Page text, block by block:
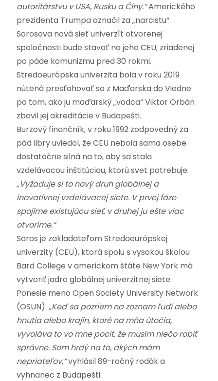
autoritárstvu v USA, Rusku a Číny.“Amerického
prezidenta Trumpa označil za „narcistu“.
Sorosova nová sieť univerzít otvorenej
spoločnosti bude stavať na jeho CEU, zriadenej
po páde komunizmu pred 30 rokmi.
Stredoeurópska univerzita bola v roku 2019
nútená presťahovať sa z Maďarska do Viedne
po tom, ako ju maďarský „vodca“ Viktor Orbán
zbavil jej akreditácie v Budapešti.
Burzový finančník, v roku 1992 zodpovedný za
pád libry uviedol, že CEU nebola sama osebe
dostatočne silná na to, aby sa stala
vzdelávacou inštitúciou, ktorú svet potrebuje.
„Vyžaduje si to nový druh globálnej a
inovatívnej vzdelávacej siete. V prvej fáze
spojíme existujúcu sieť, v druhej ju ešte viac
otvoríme.“
Soros je zakladateľom Stredoeurópskej
univerzity (CEU), ktorá spolu s vysokou školou
Bard College v americkom štáte New York má
vytvoriť jadro globálnej univerzitnej siete.
Ponesie meno Open Society University Network
(OSUN). „Keď sa pozriem na zoznam ľudí alebo
hnutia alebo krajín, ktoré na mňa útočia,
vyvoláva to vo mne pocit, že musím niečo robiť
správne. Som hrdý na to, akých mám
nepriateľov,“vyhlásil 89-ročný rodák a
vyhnanec z Budapešti.